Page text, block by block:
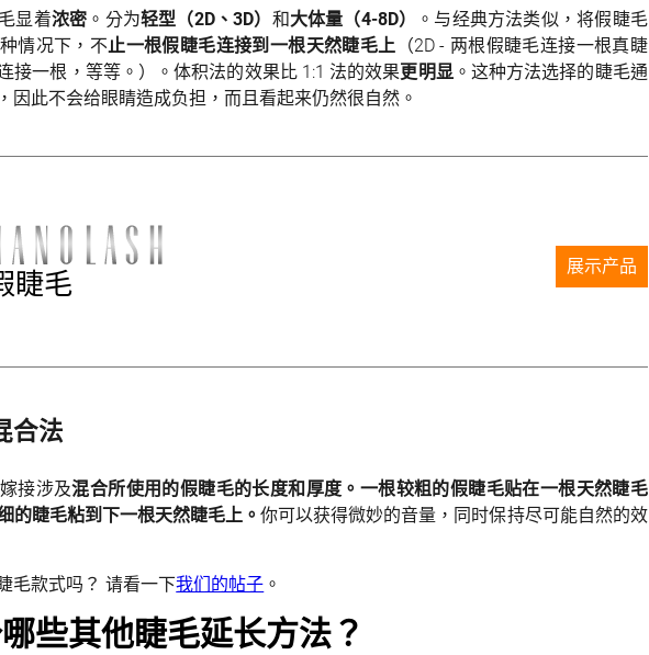
显着浓密 。分为轻型（2D、3D） 和大体量（4-8D）
。与经典方法类似，将假睫毛
情况下，不止一根假睫毛连接到一根天然睫毛上 （2D - 两根假睫毛连接一根真睫
接一根，等等。）。体积法的效果比 1:1 法的效果更明显。这种方法选择的睫毛通
因此不会给眼睛造成负担，而且看起来仍然很自然。
睫毛
展示产品
合法
接涉及混合所使用的假睫毛的长度和厚度。一根较粗的假睫毛贴在一根天然睫毛
的睫毛粘到下一根天然睫毛上。你可以获得微妙的音量，同时保持尽可能自然的效
毛款式吗？ 请看一下我们的帖子 。
些其他睫毛延长方法？